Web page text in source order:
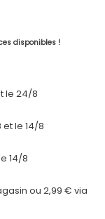
disponibles !
le 24/8
et le 14/8
14/8
ou 2,99 € via